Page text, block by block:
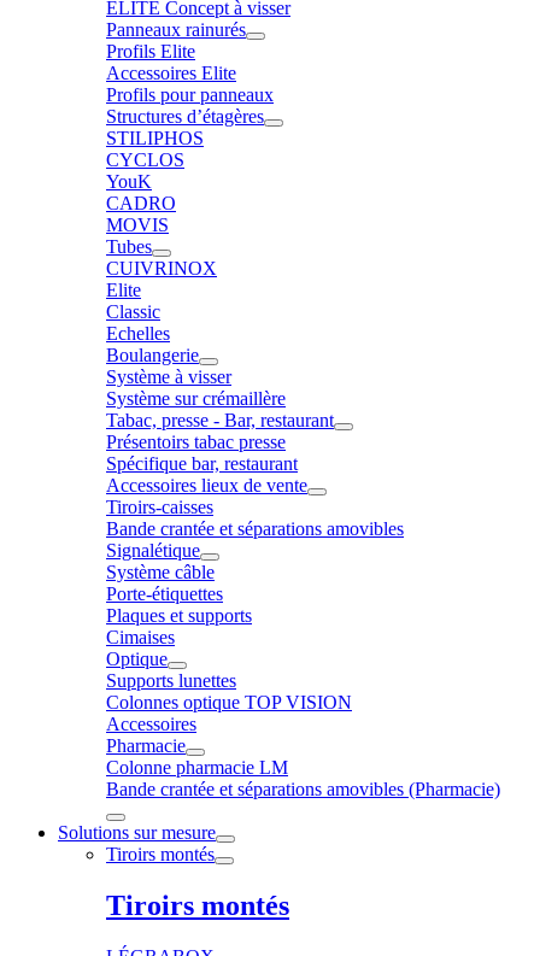
ELITE Concept à visser
Panneaux rainurés
Profils Elite
Accessoires Elite
Profils pour panneaux
Structures d’étagères
STILIPHOS
CYCLOS
YouK
CADRO
MOVIS
Tubes
CUIVRINOX
Elite
Classic
Echelles
Boulangerie
Système à visser
Système sur crémaillère
Tabac, presse - Bar, restaurant
Présentoirs tabac presse
Spécifique bar, restaurant
Accessoires lieux de vente
Tiroirs-caisses
Bande crantée et séparations amovibles
Signalétique
Système câble
Porte-étiquettes
Plaques et supports
Cimaises
Optique
Supports lunettes
Colonnes optique TOP VISION
Accessoires
Pharmacie
Colonne pharmacie LM
Bande crantée et séparations amovibles (Pharmacie)
Solutions sur mesure
Tiroirs montés
Tiroirs montés